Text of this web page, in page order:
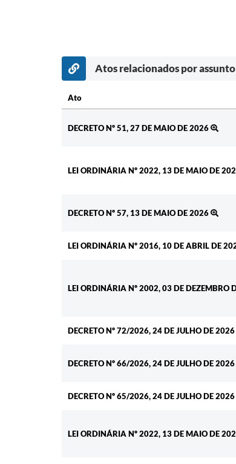
Atos relacionados por assunto
Ato
DECRETO Nº 51, 27 DE MAIO DE 2026
LEI ORDINÁRIA Nº 2022, 13 DE MAIO DE
DECRETO Nº 57, 13 DE MAIO DE 2026
LEI ORDINÁRIA Nº 2016, 10 DE ABRIL DE
LEI ORDINÁRIA Nº 2002, 03 DE DEZEMBRO
DECRETO Nº 72/2026, 24 DE JULHO DE 2026
DECRETO Nº 66/2026, 24 DE JULHO DE 2026
DECRETO Nº 65/2026, 24 DE JULHO DE 2026
LEI ORDINÁRIA Nº 2022, 13 DE MAIO DE